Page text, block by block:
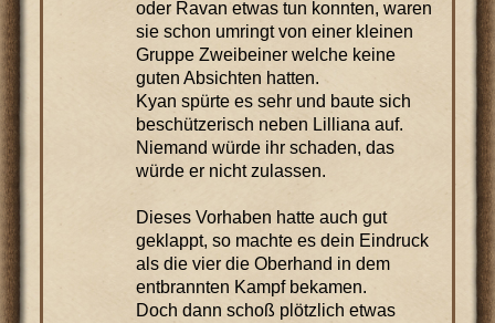
oder Ravan etwas tun konnten, waren
sie schon umringt von einer kleinen
Gruppe Zweibeiner welche keine
guten Absichten hatten.
Kyan spürte es sehr und baute sich
beschützerisch neben Lilliana auf.
Niemand würde ihr schaden, das
würde er nicht zulassen.
Dieses Vorhaben hatte auch gut
geklappt, so machte es dein Eindruck
als die vier die Oberhand in dem
entbrannten Kampf bekamen.
Doch dann schoß plötzlich etwas